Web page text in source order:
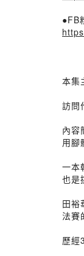
●FB
本集
訪問
內容
用腳
一本
也是
田裕
法賽
歷經